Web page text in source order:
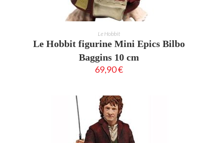
AJOUTER AU PANIER
Le Hobbit
Le Hobbit figurine Mini Epics Bilbo
Baggins 10 cm
69,90€